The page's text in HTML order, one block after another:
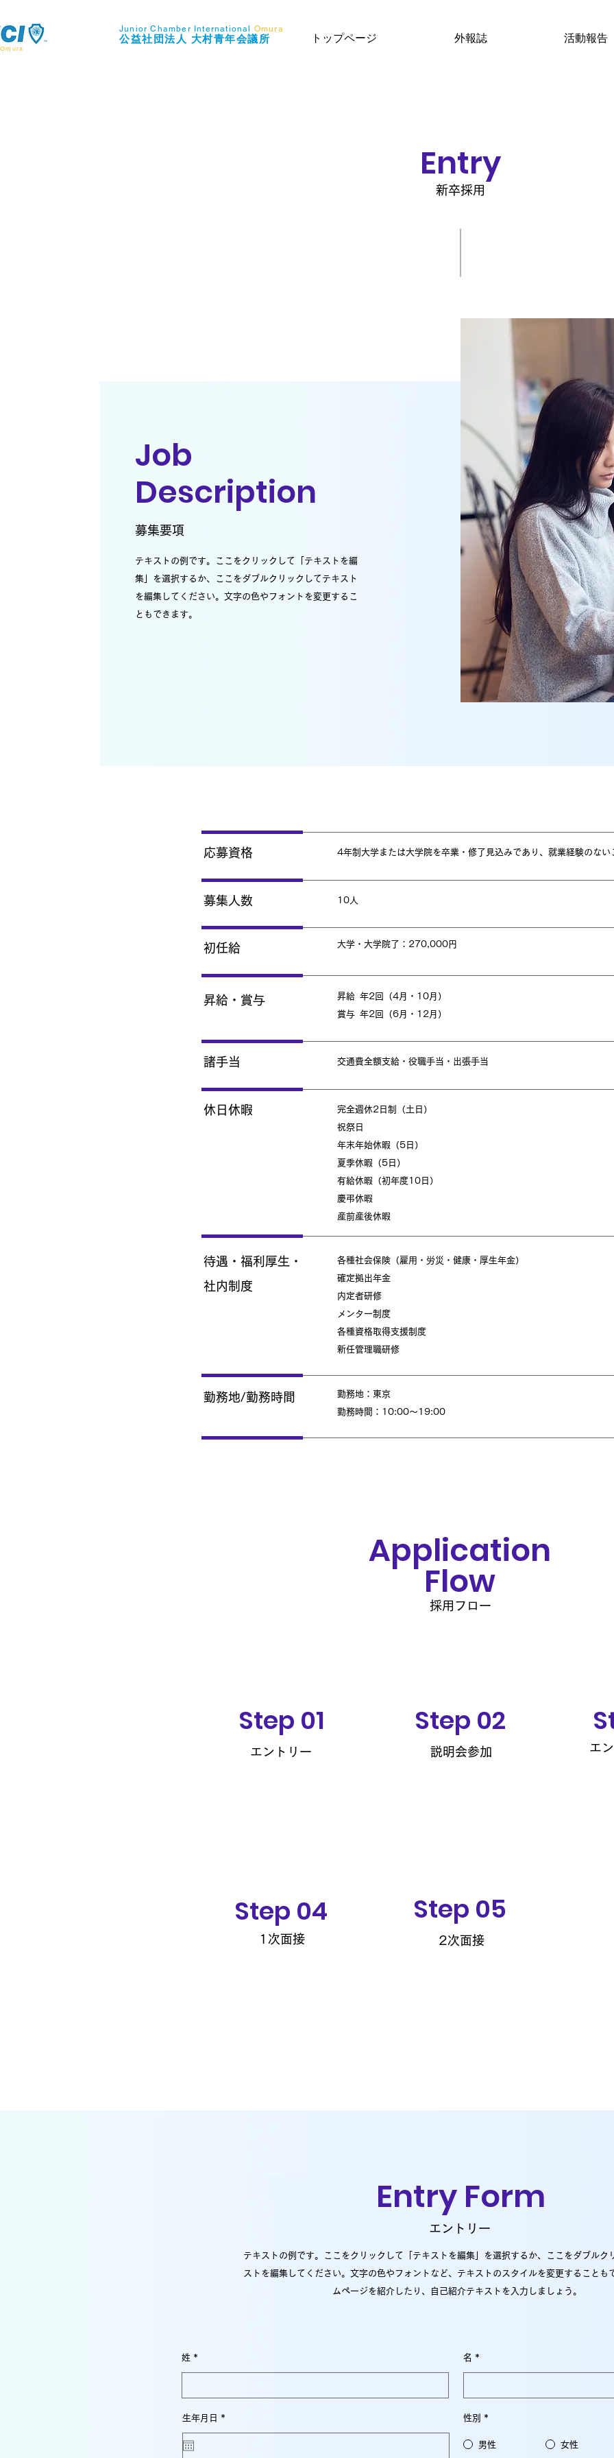
Omura
Junior Chamber International Omura
​公益社団法人 大村青年会議所 トップページ 外報誌 活動報告
Entry
新卒採用
Job
Description
募集要項
テキストの例です。ここをクリックして「テキストを編
集」を選択するか、ここをダブルクリックしてテキスト
を編集してください。文字の色やフォントを変更するこ
ともできます。
応募資格 4年制大学または大学院を卒業・修了見込みであり、就業経験のない
募集人数 10人
初任給 大学・大学院了：270,000円
昇給・賞与
昇給 年2回（4月・10月）
賞与 年2回（6月・12月）
諸手当 交通費全額支給・役職手当・出張手当
休日休暇
完全週休2日制（土日）
祝祭日
年末年始休暇（5日）
夏季休暇（5日）
有給休暇（初年度10日）
慶弔休暇
産前産後休暇
待遇・福利厚生・
社内制度
各種社会保険（雇用・労災・健康・厚生年金）
確定拠出年金
内定者研修
メンター制度
各種資格取得支援制度
新任管理職研修
勤務地/勤務時間
勤務地：東京
勤務時間：10:00～19:00
Application
Flow
採用フロー
Step 01
エントリー
Step 02
説明会参加 エ
Step 04
1次面接
Step 05
2次面接
Entry Form
エントリー
テキストの例です。ここをクリックして「テキストを編集」を選択するか、ここをダブルク
ストを編集してください。文字の色やフォントなど、テキストのスタイルを変更することも
ムページを紹介したり、自己紹介テキストを入力しましょう。
姓 名
生年月日 *
q
性別 *
男性 女性